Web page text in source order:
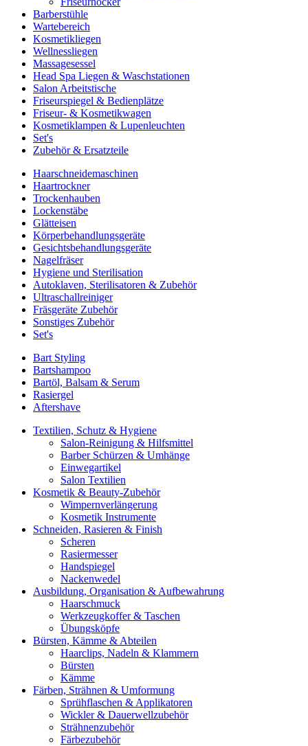
Barberstühle
Wartebereich
Kosmetikliegen
Wellnessliegen
Massagesessel
Head Spa Liegen & Waschstationen
Salon Arbeitstische
Friseurspiegel & Bedienplätze
Friseur- & Kosmetikwagen
Kosmetiklampen & Lupenleuchten
Set's
Zubehör & Ersatzteile
Haarschneidemaschinen
Haartrockner
Trockenhauben
Lockenstäbe
Glätteisen
Körperbehandlungsgeräte
Gesichtsbehandlungsgeräte
Nagelfräser
Hygiene und Sterilisation
Autoklaven, Sterilisatoren & Zubehör
Ultraschallreiniger
Fräsgeräte Zubehör
Sonstiges Zubehör
Set's
Bart Styling
Bartshampoo
Bartöl, Balsam & Serum
Rasiergel
Aftershave
Textilien, Schutz & Hygiene
Salon-Reinigung & Hilfsmittel
Barber Schürzen & Umhänge
Einwegartikel
Salon Textilien
Kosmetik & Beauty-Zubehör
Wimpernverlängerung
Kosmetik Instrumente
Schneiden, Rasieren & Finish
Scheren
Rasiermesser
Handspiegel
Nackenwedel
Ausbildung, Organisation & Aufbewahrung
Haarschmuck
Werkzeugkoffer & Taschen
Übungsköpfe
Bürsten, Kämme & Abteilen
Haarclips, Nadeln & Klammern
Bürsten
Kämme
Färben, Strähnen & Umformung
Sprühflaschen & Applikatoren
Wickler & Dauerwellzubehör
Strähnenzubehör
Färbezubehör